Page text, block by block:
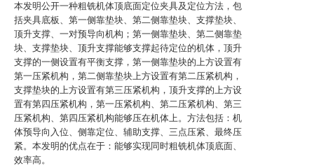
本发明公开一种粗铣机体顶底面定位夹具及定位方法，包
括夹具底板、第一侧靠垫块、第二侧靠垫块、支撑垫块、
顶升支撑、一对预导向机构；第一侧靠垫块、第二侧靠垫
块、支撑垫块、顶升支撑能够支撑起待定位的机体，顶升
支撑的一侧设置有平衡支撑，第一侧靠垫块的上方设置有
第一压紧机构，第二侧靠垫块上方设置有第二压紧机构，
支撑垫块的上方设置有第三压紧机构，顶升支撑的上方设
置有第四压紧机构，第一压紧机构、第二压紧机构、第三
压紧机构、第四压紧机构能够压在机体上。方法包括：机
体预导向入位、侧靠定位、辅助支撑、三点压紧、最终压
紧。本发明的优点在于：能够实现同时粗铣机体顶底面、
效率高。